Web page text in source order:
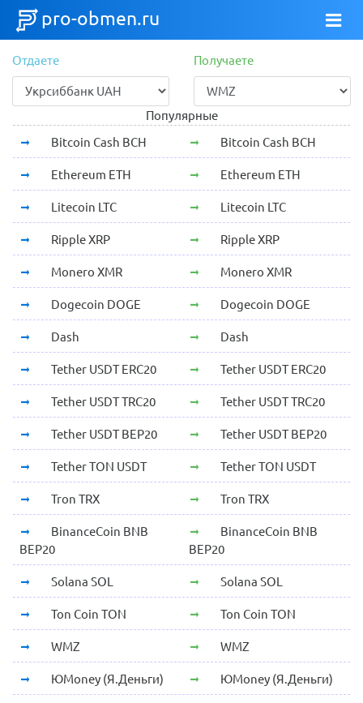
pro-obmen.ru
Отдаете Получаете
Популярные
Bitcoin Cash BCH
Bitcoin Cash BCH
Ethereum ETH Ethereum ETH
Litecoin LTC Litecoin LTC
Ripple XRP Ripple XRP
Monero XMR Monero XMR
Dogecoin DOGE Dogecoin DOGE
Dash Dash
Tether USDT ERC20 Tether USDT ERC20
Tether USDT TRC20 Tether USDT TRC20
Tether USDT BEP20 Tether USDT BEP20
Tether TON USDT Tether TON USDT
Tron TRX Tron TRX
BinanceCoin BNB
BEP20
BinanceCoin BNB
BEP20
Solana SOL Solana SOL
Ton Coin TON Ton Coin TON
WMZ WMZ
ЮMoney (Я.Деньги) ЮMoney (Я.Деньги)